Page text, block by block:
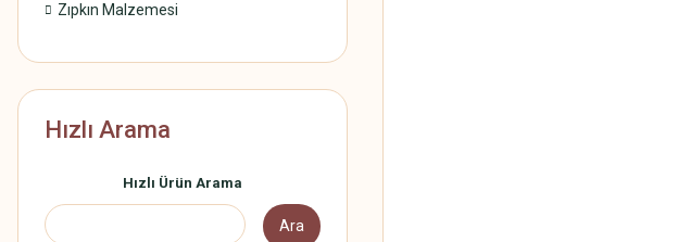
Zıpkın Malzemesi
Hızlı Arama
Hızlı Ürün Arama
Ara